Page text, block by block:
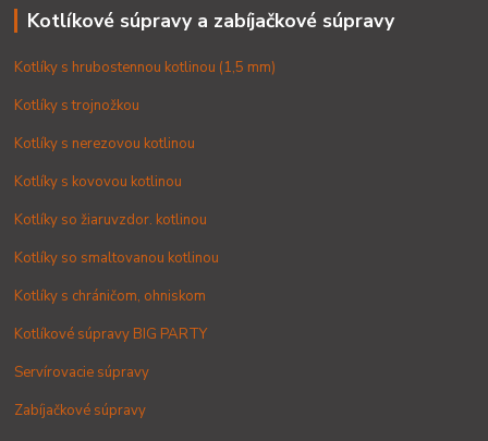
Kotlíkové súpravy a zabíjačkové súpravy
Kotlíky s hrubostennou kotlinou (1,5 mm)
Kotlíky s trojnožkou
Kotlíky s nerezovou kotlinou
Kotlíky s kovovou kotlinou
Kotlíky so žiaruvzdor. kotlinou
Kotlíky so smaltovanou kotlinou
Kotlíky s chráničom, ohniskom
Kotlíkové súpravy BIG PARTY
Servírovacie súpravy
Zabíjačkové súpravy